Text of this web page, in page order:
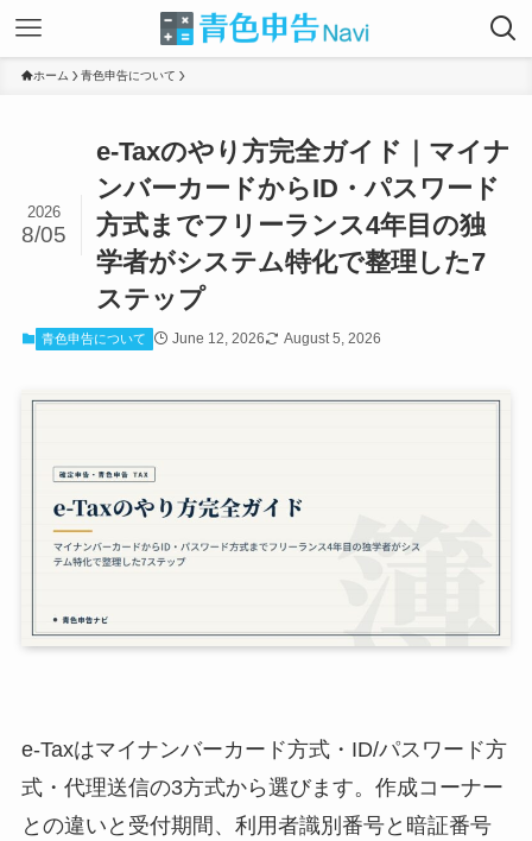
ホーム 青色申告について
e-Taxのやり方完全ガイド｜マイナ
ンバーカードからID・パスワード
方式までフリーランス4年目の独
学者がシステム特化で整理した7
ステップ
2026
8/05
青色申告について June 12, 2026 August 5, 2026
e-Taxはマイナンバーカード方式・ID/パスワード方
式・代理送信の3方式から選びます。作成コーナー
との違いと受付期間、利用者識別番号と暗証番号